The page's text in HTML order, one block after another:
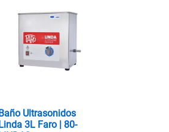
Ultrasonidos
3L Faro | 80-